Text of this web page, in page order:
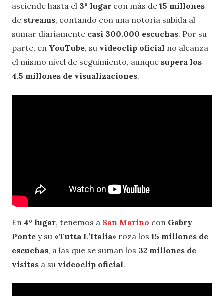
asciende hasta el 3º lugar con más de 15 millones
de streams, contando con una notoria subida al
sumar diariamente casi 300.000 escuchas. Por su
parte, en YouTube, su videoclip oficial no alcanza
el mismo nivel de seguimiento, aunque supera los
4,5 millones de visualizaciones.
En 4º lugar, tenemos a San Marino con Gabry
Ponte y su «Tutta L’Italia» roza los 15 millones de
escuchas, a las que se suman los 32 millones de
visitas a su videoclip oficial.